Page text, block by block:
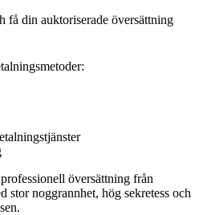
få din auktoriserade översättning
översättning från
stor noggrannhet, hög sekretess och